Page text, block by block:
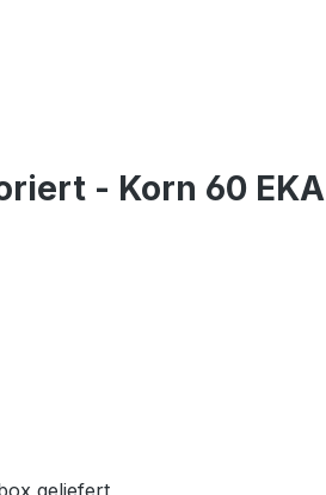
- Korn 60